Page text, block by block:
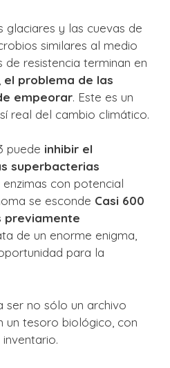
glaciares y las cuevas de
similares al medio
de resistencia terminan en
el problema de las
empeorar. Este es un
real del cambio climático.
puede inhibir el
superbacterias
con potencial
se esconde Casi 600
previamente
de un enorme enigma,
para la
ser no sólo un archivo
un tesoro biológico, con